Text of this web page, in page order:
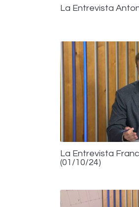
La Entrevista
La Entrevista
(01/10/24)